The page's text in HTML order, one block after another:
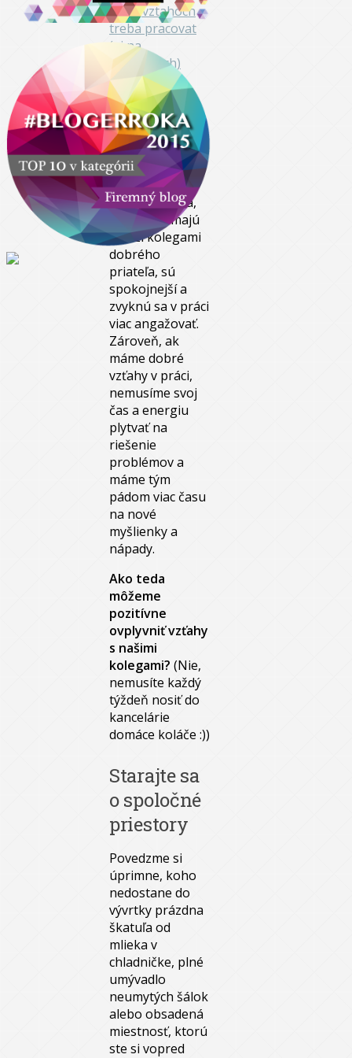
Samozrejme,
neznamená to,
že musíte v
kancelárií
„kamkať“ s
každým. Ľudia,
ktorí však majú
medzi kolegami
dobrého
priateľa, sú
spokojnejší a
zvyknú sa v práci
viac angažovať.
Zároveň, ak
máme dobré
vzťahy v práci,
nemusíme svoj
čas a energiu
plytvať na
riešenie
problémov a
máme tým
pádom viac času
na nové
myšlienky a
nápady.
Ako teda
môžeme
pozitívne
ovplyvniť vzťahy
s našimi
kolegami? (Nie,
nemusíte každý
týždeň nosiť do
kancelárie
domáce koláče :))
Starajte sa
o spoločné
priestory
Povedzme si
úprimne, koho
nedostane do
vývrtky prázdna
škatuľa od
mlieka v
chladničke, plné
umývadlo
neumytých šálok
alebo obsadená
miestnosť, ktorú
ste si vopred